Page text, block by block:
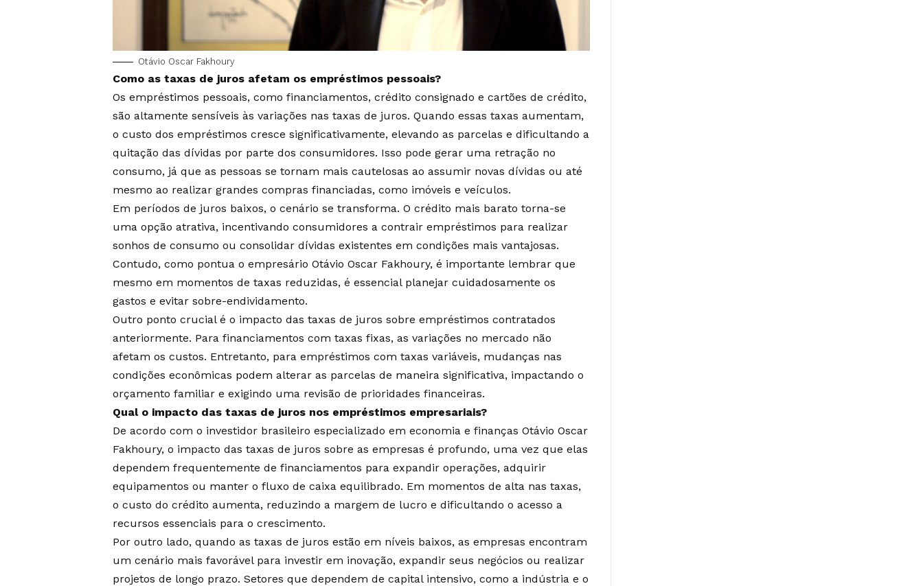
Otávio Oscar Fakhoury
Como as taxas de juros afetam os empréstimos pessoais?
Os empréstimos pessoais, como financiamentos, crédito consignado e cartões de crédito,
são altamente sensíveis às variações nas taxas de juros. Quando essas taxas aumentam,
o custo dos empréstimos cresce significativamente, elevando as parcelas e dificultando a
quitação das dívidas por parte dos consumidores. Isso pode gerar uma retração no
consumo, já que as pessoas se tornam mais cautelosas ao assumir novas dívidas ou até
mesmo ao realizar grandes compras financiadas, como imóveis e veículos.
Em períodos de juros baixos, o cenário se transforma. O crédito mais barato torna-se
uma opção atrativa, incentivando consumidores a contrair empréstimos para realizar
sonhos de consumo ou consolidar dívidas existentes em condições mais vantajosas.
Contudo, como pontua o empresário Otávio Oscar Fakhoury, é importante lembrar que
mesmo em momentos de taxas reduzidas, é essencial planejar cuidadosamente os
gastos e evitar sobre-endividamento.
Outro ponto crucial é o impacto das taxas de juros sobre empréstimos contratados
anteriormente. Para financiamentos com taxas fixas, as variações no mercado não
afetam os custos. Entretanto, para empréstimos com taxas variáveis, mudanças nas
condições econômicas podem alterar as parcelas de maneira significativa, impactando o
orçamento familiar e exigindo uma revisão de prioridades financeiras.
Qual o impacto das taxas de juros nos empréstimos empresariais?
De acordo com o investidor brasileiro especializado em economia e finanças Otávio Oscar
Fakhoury, o impacto das taxas de juros sobre as empresas é profundo, uma vez que elas
dependem frequentemente de financiamentos para expandir operações, adquirir
equipamentos ou manter o fluxo de caixa equilibrado. Em momentos de alta nas taxas,
o custo do crédito aumenta, reduzindo a margem de lucro e dificultando o acesso a
recursos essenciais para o crescimento.
Por outro lado, quando as taxas de juros estão em níveis baixos, as empresas encontram
um cenário mais favorável para investir em inovação, expandir seus negócios ou realizar
projetos de longo prazo. Setores que dependem de capital intensivo, como a indústria e o